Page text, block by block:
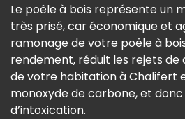
Le poêle à bois représente un
très prisé, car économique et
ramonage de votre poêle à
rendement, réduit les rejets de
de votre habitation à Chalifert
monoxyde de carbone, et
d’intoxication.